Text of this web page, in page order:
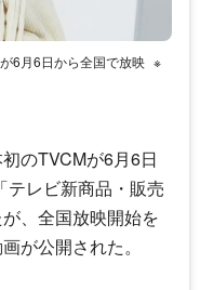
6月6日から全国で放映 ※
のTVCMが6月6日
テレビ新商品・販売
、全国放映開始を
が公開された。